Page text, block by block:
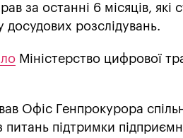
за останні 6 місяців, які
розслідувань.
Міністерство цифрової
Офіс Генпрокурора
питань підтримки